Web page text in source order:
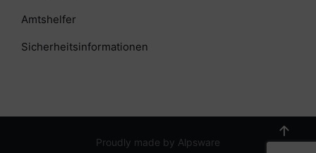
Amtshelfer
Sicherheitsinformationen
Proudly made by Alpsware